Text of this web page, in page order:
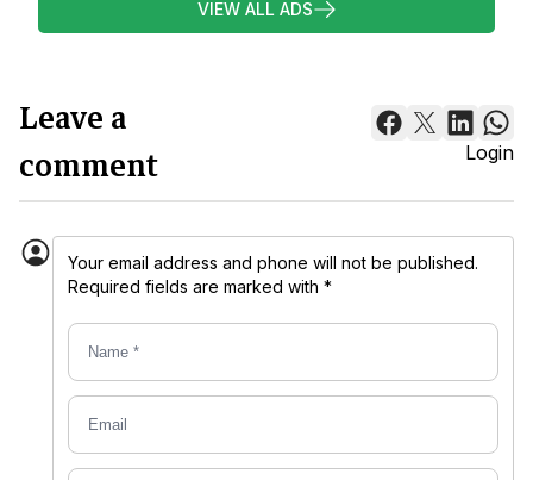
VIEW ALL ADS
Leave a
comment
Login
Your email address and phone will not be published.
Required fields are marked with *